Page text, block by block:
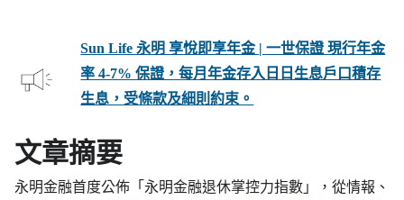
Sun Life 永明 享悅即享年金 | 一世保證 現行年金
率 4-7% 保證，每月年金存入日日生息戶口積存
生息，受條款及細則約束。
文章摘要
永明金融首度公佈「永明金融退休掌控力指數」，從情報、